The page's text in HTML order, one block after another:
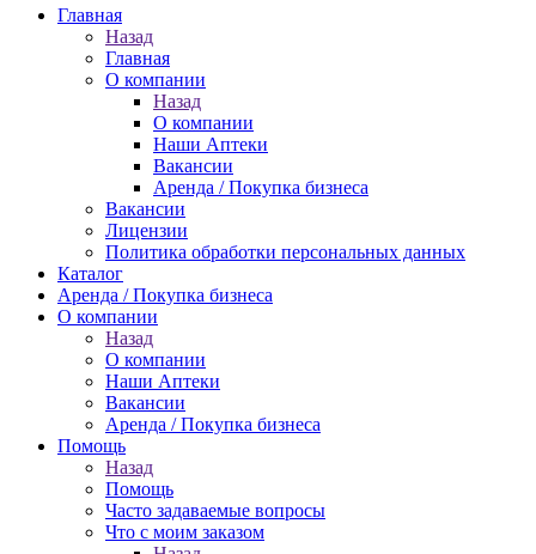
Главная
Назад
Главная
О компании
Назад
О компании
Наши Аптеки
Вакансии
Аренда / Покупка бизнеса
Вакансии
Лицензии
Политика обработки персональных данных
Каталог
Аренда / Покупка бизнеса
О компании
Назад
О компании
Наши Аптеки
Вакансии
Аренда / Покупка бизнеса
Помощь
Назад
Помощь
Часто задаваемые вопросы
Что с моим заказом